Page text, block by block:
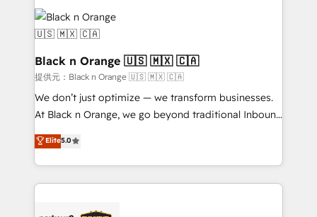
embark on a transformational journey that sets your
business up for long-term success. Unlock your
business. If not now, when?
gérer votre projet de création de site internet, votre
référencement, votre stratégie digitale et le pilotage
et l'intégration d'HubSpot ! Les grandes phases d'un
projet HubSpot avec DIGITALISIM : 🧽 Nettoyage,
migration et intégration des bases de données. 🚀
Développement des interfaces avec vos logiciels
métiers ⚙️ Configuration de la plateforme HubSpot
Book Process & Guidelines utilisateurs 🎓
Formations des utilisateurs
Black n Orange 🇺🇸 🇲🇽 🇨🇦
提供元：Black n Orange 🇺🇸 🇲🇽 🇨🇦
We don’t just optimize — we transform businesses.
At Black n Orange, we go beyond traditional Inbound
Marketing with our exclusive methodologies:
BOOMS and BOOST. Together, they form a powerful
combination that has driven success for over 800
businesses worldwide. As Elite HubSpot Partners, we
Elite5.0